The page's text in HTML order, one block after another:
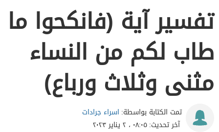
تفسير آية (فانكحوا ما
طاب لكم من النساء
مثنى وثلاث ورباع)
تمت الكتابة بواسطة: اسراء جرادات
آخر تحديث:٠٨:٠٥ ، ٢ يناير ٢٠٢٣